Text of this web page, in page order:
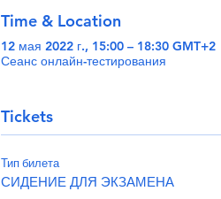
Time & Location
12 мая 2022 г., 15:00 – 18:30 GMT+2
Сеанс онлайн-тестирования
Tickets
Тип билета
СИДЕНИЕ ДЛЯ ЭКЗАМЕНА